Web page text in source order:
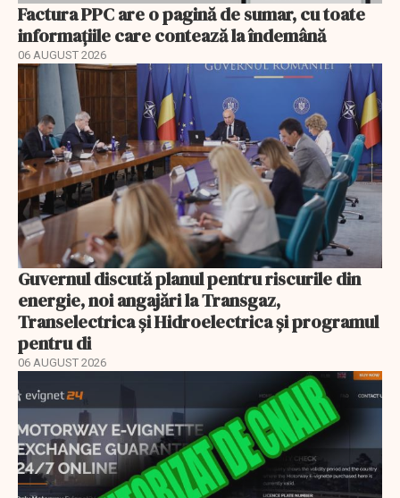
Factura PPC are o pagină de sumar, cu toate
informațiile care contează la îndemână
06 AUGUST 2026
Guvernul discută planul pentru riscurile din
energie, noi angajări la Transgaz,
Transelectrica și Hidroelectrica și programul
pentru di
06 AUGUST 2026